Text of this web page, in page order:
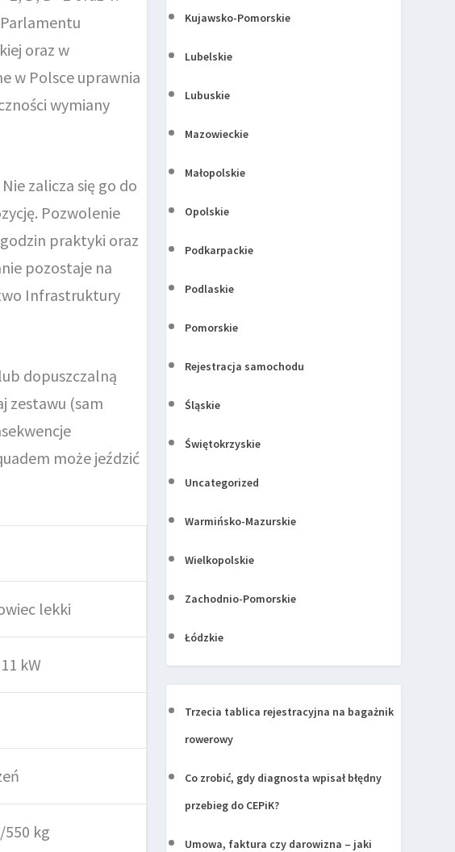
oraz w
w Polsce uprawnia
wymiany
zalicza się go do
Pozwolenie
praktyki oraz
pozostaje na
Infrastruktury
dopuszczalną
zestawu (sam
może jeździć
lekki
kW
550 kg
Kujawsko-Pomorskie
Lubelskie
Lubuskie
Mazowieckie
Małopolskie
Opolskie
Podkarpackie
Podlaskie
Pomorskie
Rejestracja samochodu
Śląskie
Świętokrzyskie
Uncategorized
Warmińsko-Mazurskie
Wielkopolskie
Zachodnio-Pomorskie
Łódzkie
Trzecia tablica rejestracyjna na bagażnik
rowerowy
Co zrobić, gdy diagnosta wpisał błędny
przebieg do CEPiK?
Umowa, faktura czy darowizna – jaki